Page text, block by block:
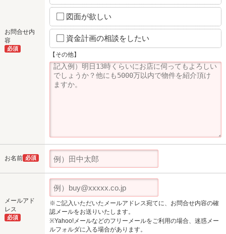
お問合せ内
容
必須
図面が欲しい
資金計画の相談をしたい
【その他】
お名前 必須
メールアド
レス
必須
※ご記入いただいたメールアドレス宛てに、お問合せ内容の確
認メールをお送りいたします。
※Yahoo!メールなどのフリーメールをご利用の場合、迷惑メー
ルフォルダに入る場合があります。